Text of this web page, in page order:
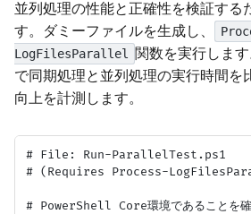
並列処理の性能と正確性を検証する
す。ダミーファイルを生成し、
LogFilesParallel
関数を実行します
で同期処理と並列処理の実行時間を
向上を計測します。
# File: Run-ParallelTest.ps1
# (Requires Process-
# PowerShell Core環境であることを